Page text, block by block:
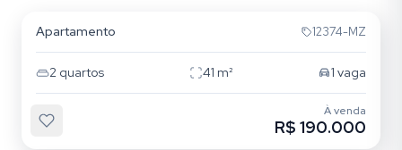
Apartamento 12374-MZ
2 quartos 41 m² 1 vaga
À venda
R$ 190.000